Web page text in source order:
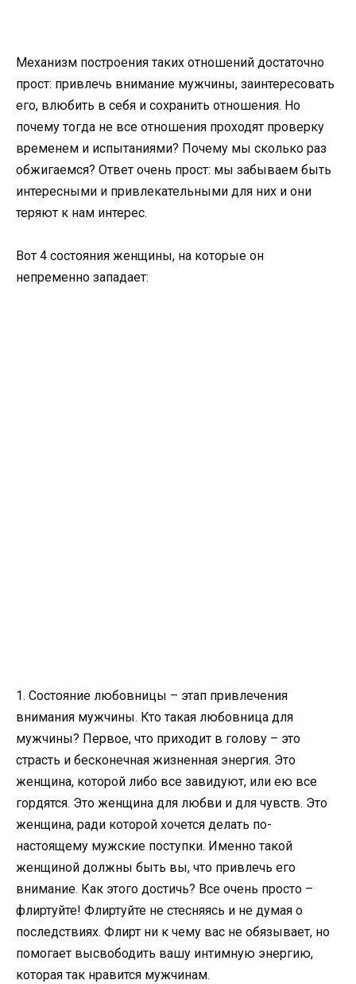
Механизм построения таких отношений достаточно
прост: привлечь внимание мужчины, заинтересовать
его, влюбить в себя и сохранить отношения. Но
почему тогда не все отношения проходят проверку
временем и испытаниями? Почему мы сколько раз
обжигаемся? Ответ очень прост: мы забываем быть
интересными и привлекательными для них и они
теряют к нам интерес.
Вот 4 состояния женщины, на которые он
непременно западает:
1. Состояние любовницы – этап привлечения
внимания мужчины. Кто такая любовница для
мужчины? Первое, что приходит в голову – это
страсть и бесконечная жизненная энергия. Это
женщина, которой либо все завидуют, или ею все
гордятся. Это женщина для любви и для чувств. Это
женщина, ради которой хочется делать по-
настоящему мужские поступки. Именно такой
женщиной должны быть вы, что привлечь его
внимание. Как этого достичь? Все очень просто –
флиртуйте! Флиртуйте не стесняясь и не думая о
последствиях. Флирт ни к чему вас не обязывает, но
помогает высвободить вашу интимную энергию,
которая так нравится мужчинам.